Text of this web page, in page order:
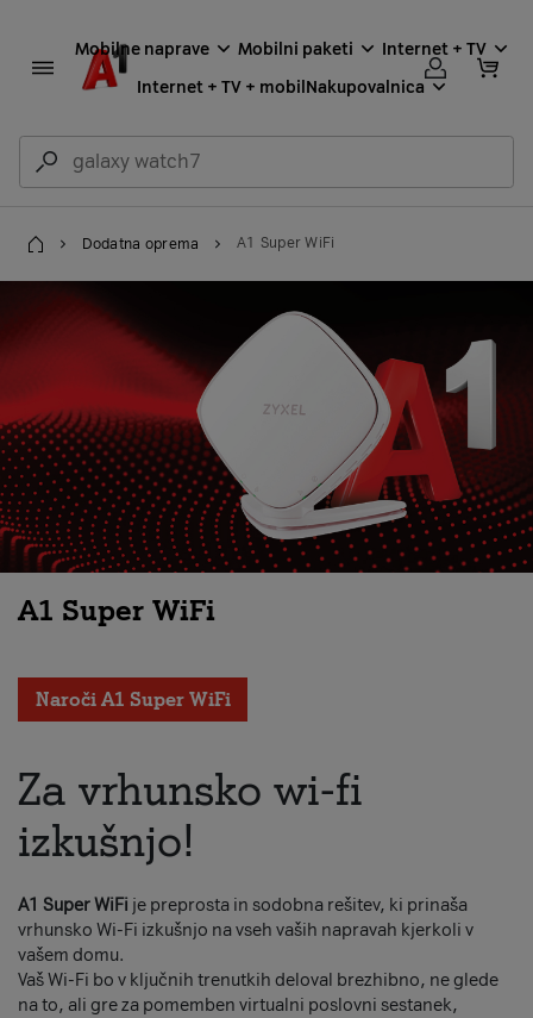
Mobilne naprave Mobilni paketi
Internet + TV
Internet + TV + mobilNakupovalnica
Domov
Dodatna oprema A1 Super WiFi
A1 Super WiFi
Naroči A1 Super WiFi
Za vrhunsko wi-fi
izkušnjo!
A1 Super WiFi je preprosta in sodobna rešitev, ki prinaša
vrhunsko Wi-Fi izkušnjo na vseh vaših napravah kjerkoli v
vašem domu.
Vaš Wi-Fi bo v ključnih trenutkih deloval brezhibno, ne glede
na to, ali gre za pomemben virtualni poslovni sestanek,